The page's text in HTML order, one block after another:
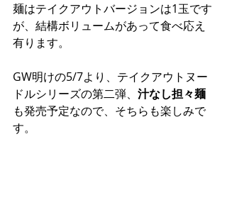
麺はテイクアウトバージョンは1玉です
が、結構ボリュームがあって食べ応え
有ります。
GW明けの5/7より、テイクアウトヌー
ドルシリーズの第二弾、 汁なし担々麺
も発売予定なので、そちらも楽しみで
す。